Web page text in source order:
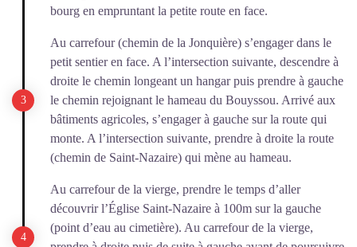
bourg en empruntant la petite route en face.
Au carrefour (chemin de la Jonquière) s’engager dans le
petit sentier en face. A l’intersection suivante, descendre à
droite le chemin longeant un hangar puis prendre à gauche
le chemin rejoignant le hameau du Bouyssou. Arrivé aux
bâtiments agricoles, s’engager à gauche sur la route qui
monte. A l’intersection suivante, prendre à droite la route
(chemin de Saint-Nazaire) qui mène au hameau.
Au carrefour de la vierge, prendre le temps d’aller
découvrir l’Église Saint-Nazaire à 100m sur la gauche
(point d’eau au cimetière). Au carrefour de la vierge,